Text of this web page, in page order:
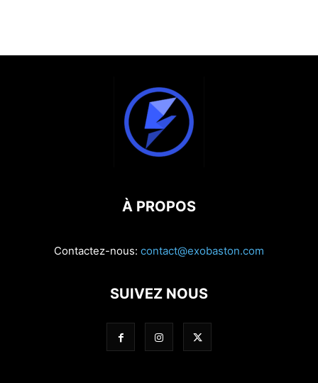
À PROPOS
Contactez-nous: contact@exobaston.com
SUIVEZ NOUS